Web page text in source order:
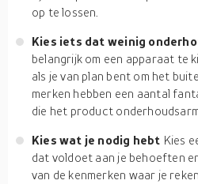
op te lossen.
Kies iets dat weinig
belangrijk om een apparaat te
als je van plan bent om het
merken hebben een aantal
die het product onderhoudsarm
Kies wat je nodig hebt Kies
dat voldoet aan je behoeften
van de kenmerken waar je